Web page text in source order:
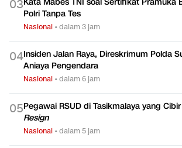
03
Polri Tanpa Tes
Nasional •dalam 3 jam
04Insiden Jalan Raya, Direskrimum Polda
Aniaya Pengendara
Nasional •dalam 6 jam
05Pegawai RSUD di Tasikmalaya yang
Resign
Nasional •dalam 5 jam